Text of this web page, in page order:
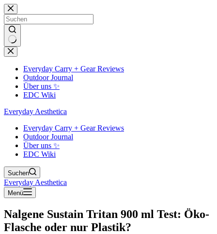
Zum
Inhalt
springen
Keine
Ergebnisse
Everyday Carry + Gear Reviews
Outdoor Journal
Über uns ✨
EDC Wiki
Everyday Aesthetica
Everyday Carry + Gear Reviews
Outdoor Journal
Über uns ✨
EDC Wiki
Suchen
Everyday Aesthetica
Menü
Nalgene Sustain Tritan 900 ml Test: Öko-
Flasche oder nur Plastik?